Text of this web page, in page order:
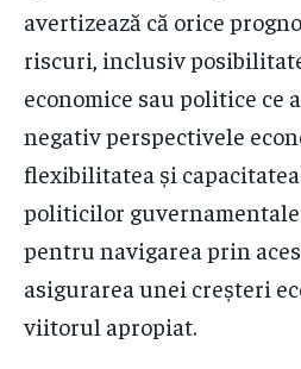
avertizează că orice
riscuri, inclusiv
economice sau politice ce
negativ perspectivele
flexibilitatea și
politicilor
pentru navigarea prin
asigurarea unei creșteri
viitorul apropiat.